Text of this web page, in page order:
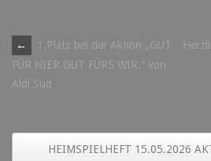
Post
navigation
←
1.Platz bei der Aktion „GUT
FÜR HIER.GUT FÜRS WIR.“ von
Aldi Süd
HEIMSPIELHEFT 15.05.2026